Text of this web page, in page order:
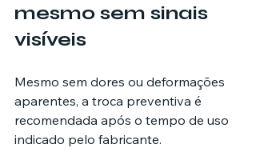
mesmo sem sinais
visíveis
Mesmo sem dores ou deformações
aparentes, a troca preventiva é
recomendada após o tempo de uso
indicado pelo fabricante.